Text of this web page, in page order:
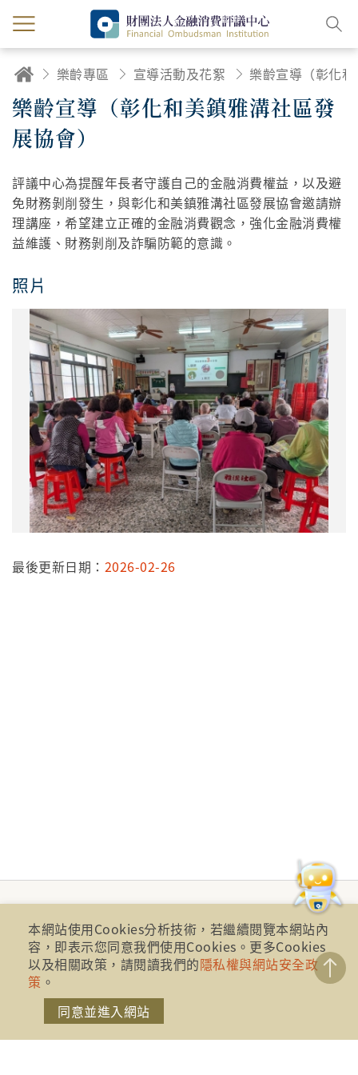
樂齡專區 宣導活動及花絮
樂齡宣導（彰化和美鎮雅溝社區發
展協會）
評議中心為提醒年長者守護自己的金融消費權益，以及避
免財務剝削發生，與彰化和美鎮雅溝社區發展協會邀請辦
理講座，希望建立正確的金融消費觀念，強化金融消費權
益維護、財務剝削及詐騙防範的意識。
照片
最後更新日期： 2026-02-26
財團法人金融消費評議中心 著作權所有
本網站使用Cookies分析技術，若繼續閱覽本網站內
容，即表示您同意我們使用Cookies。更多Cookies
以及相關政策，請閱讀我們的隱私權與網站安全政
策 。
同意並進入網站